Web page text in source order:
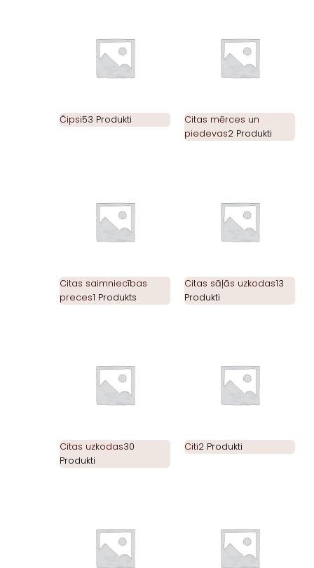
Čipsi53 Produkti
Citas mērces un
piedevas2 Produkti
Citas saimniecības
preces1 Produkts
Citas sāļās uzkodas13
Produkti
Citas uzkodas30
Produkti
Citi2 Produkti